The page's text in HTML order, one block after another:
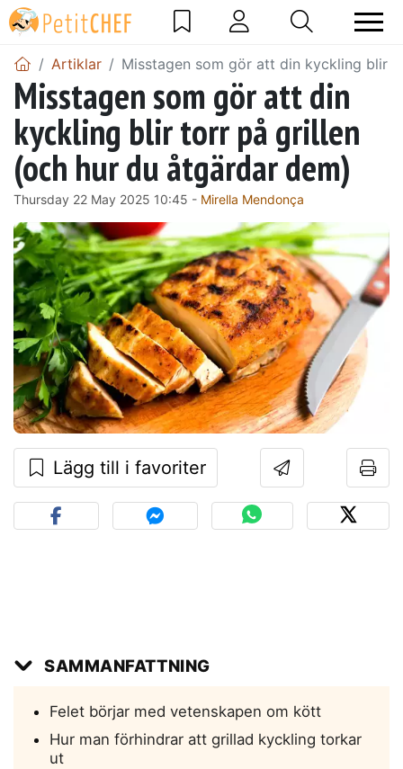
Artiklar Misstagen som gör att din kyckling blir
Misstagen som gör att din
kyckling blir torr på grillen
(och hur du åtgärdar dem)
Thursday 22 May 2025 10:45 - Mirella Mendonça
Lägg till i favoriter
SAMMANFATTNING
Felet börjar med vetenskapen om kött
Hur man förhindrar att grillad kyckling torkar
ut